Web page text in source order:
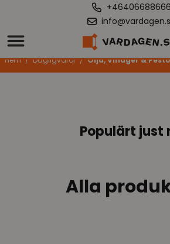
+46406688666
Olja, Vinäger & Pesto
Hem / Dagligvaror / Olja, Vinäger & Pesto
Populärt just
Alla